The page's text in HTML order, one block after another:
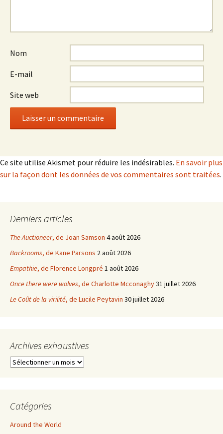
Nom
E-mail
Site web
Ce site utilise Akismet pour réduire les indésirables. En savoir plus
sur la façon dont les données de vos commentaires sont traitées.
Derniers articles
The Auctioneer, de Joan Samson 4 août 2026
Backrooms, de Kane Parsons 2 août 2026
Empathie, de Florence Longpré 1 août 2026
Once there were wolves, de Charlotte Mcconaghy31 juillet 2026
Le Coût de la virilité, de Lucile Peytavin 30 juillet 2026
Archives exhaustives
Archives
Catégories
Around the World